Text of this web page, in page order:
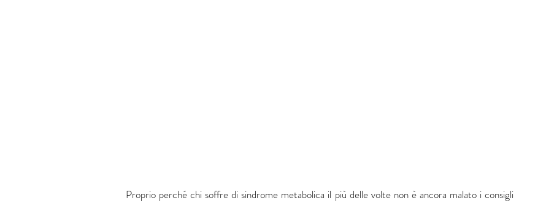
Proprio perché chi soffre di sindrome metabolica il più delle volte non è ancora malato i consigli